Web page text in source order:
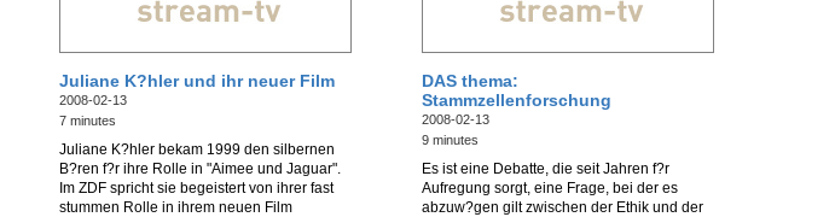
Juliane K?hler und ihr neuer Film
2008-02-13
7 minutes
Juliane K?hler bekam 1999 den silbernen
B?ren f?r ihre Rolle in "Aimee und Jaguar".
Im ZDF spricht sie begeistert von ihrer fast
stummen Rolle in ihrem neuen Film
DAS thema:
Stammzellenforschung
2008-02-13
9 minutes
Es ist eine Debatte, die seit Jahren f?r
Aufregung sorgt, eine Frage, bei der es
abzuw?gen gilt zwischen der Ethik und der